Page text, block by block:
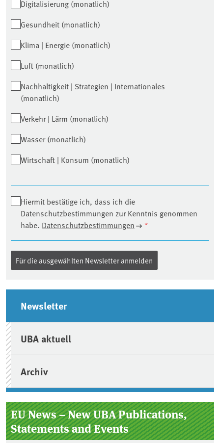
Digitalisierung (monatlich)
Gesundheit (monatlich)
Klima | Energie (monatlich)
Luft (monatlich)
Nachhaltigkeit | Strategien | Internationales
(monatlich)
Verkehr | Lärm (monatlich)
Wasser (monatlich)
Wirtschaft | Konsum (monatlich)
Hiermit bestätige ich, dass ich die
Datenschutzbestimmungen zur Kenntnis genommen
habe. Datenschutzbestimmungen *
Seitenleiste
Newsletter
UBA aktuell
Archiv
EU News – New UBA Publications,
Statements and Events